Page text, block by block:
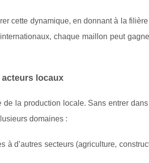
cette dynamique, en donnant à la
chaque maillon peut
locaux
de la production locale. Sans entrer
domaines :
à d’autres secteurs (agriculture,